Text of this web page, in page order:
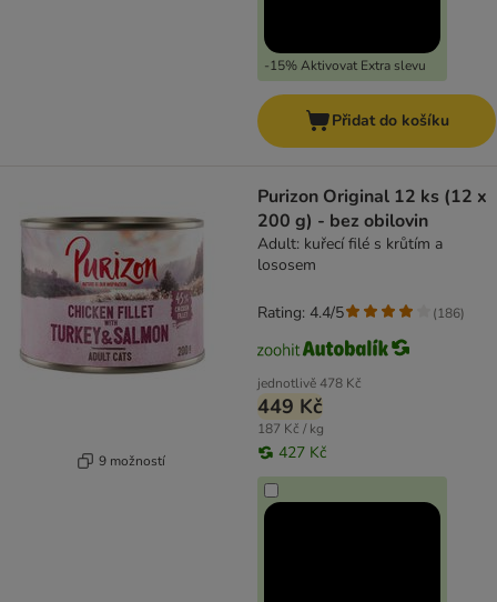
-15% Aktivovat Extra slevu
Přidat do košíku
9 možností
Purizon Original 12 ks (12 x
200 g) - bez obilovin
Adult: kuřecí filé s krůtím a
lososem
jednotlivě478 Kč
449 Kč
187 Kč / kg
427 Kč
Rating: 4.4/5 (186)